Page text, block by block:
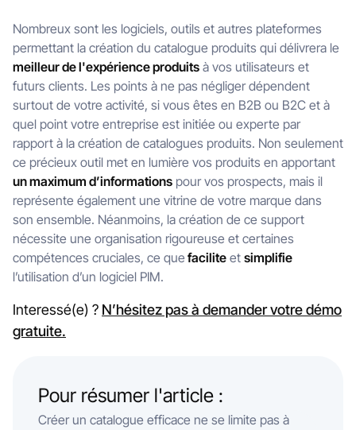
Nombreux sont les logiciels, outils et autres plateformes
permettant la création du catalogue produits qui délivrera le
meilleur de l'expérience produits à vos utilisateurs et
futurs clients. Les points à ne pas négliger dépendent
surtout de votre activité, si vous êtes en B2B ou B2C et à
quel point votre entreprise est initiée ou experte par
rapport à la création de catalogues produits. Non seulement
ce précieux outil met en lumière vos produits en apportant
un maximum d’informations pour vos prospects, mais il
représente également une vitrine de votre marque dans
son ensemble. Néanmoins, la création de ce support
nécessite une organisation rigoureuse et certaines
compétences cruciales, ce que facilite et simplifie
l’utilisation d’un logiciel PIM.
Interessé(e) ? N’hésitez pas à demander votre démo
gratuite.
Pour résumer l'article :
Créer un catalogue efficace ne se limite pas à